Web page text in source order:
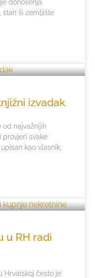
donošenja
stan ili zemljište
izvadak
od najvažnijih
provjeri svake
kao vlasnik,
u RH radi
Hrvatskoj često je